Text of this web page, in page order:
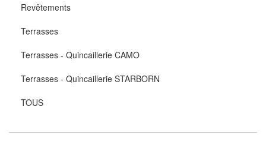
Revêtements
Terrasses
Terrasses - Quincaillerie CAMO
Terrasses - Quincaillerie STARBORN
TOUS